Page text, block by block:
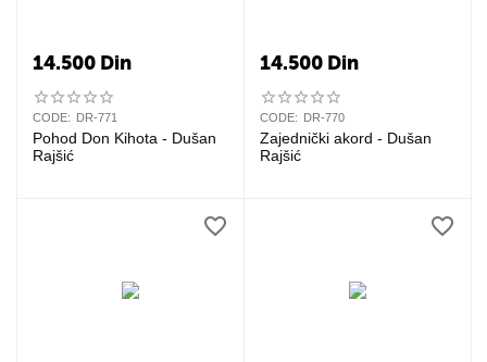
14.500 Din
CODE: DR-771
Pohod Don Kihota - Dušan
Rajšić
14.500 Din
CODE: DR-770
Zajednički akord - Dušan
Rajšić